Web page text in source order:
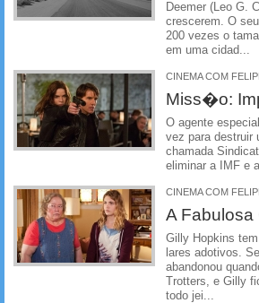
Deemer (Leo G.
crescerem. O
200 vezes o
em uma cidad...
CINEMA COM
Miss�o:
O agente
vez para
chamada
eliminar a IMF e
CINEMA COM
A Fabulosa
Gilly Hopkins
lares adotivos.
abandonou
Trotters, e Gilly
todo jei...